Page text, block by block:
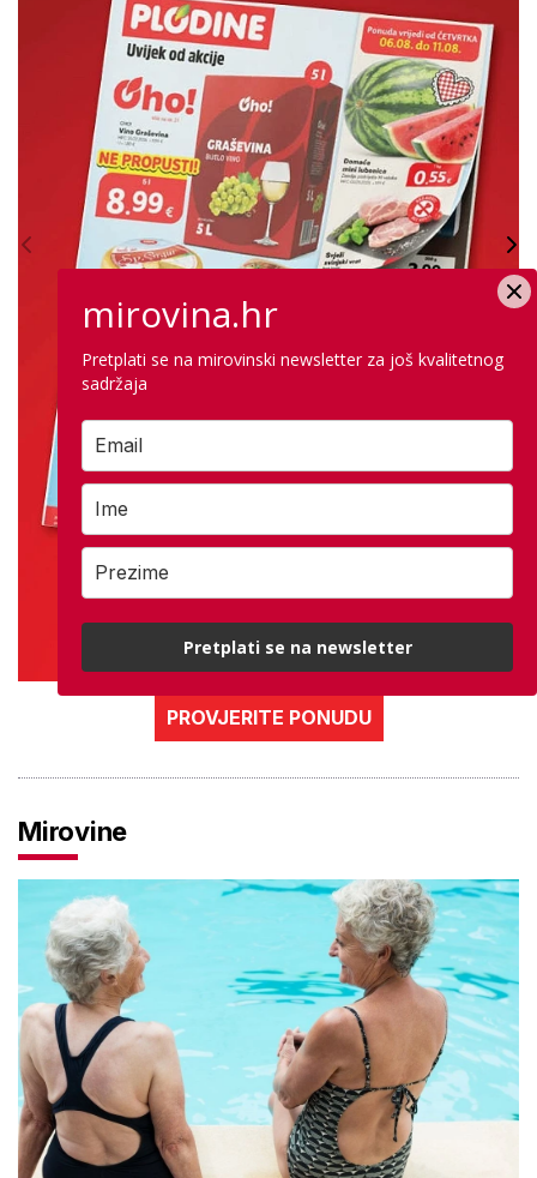
PROVJERITE PONUDU
Mirovine
mirovina.hr
Pretplati se na mirovinski newsletter za još kvalitetnog
sadržaja
Pretplati se na newsletter